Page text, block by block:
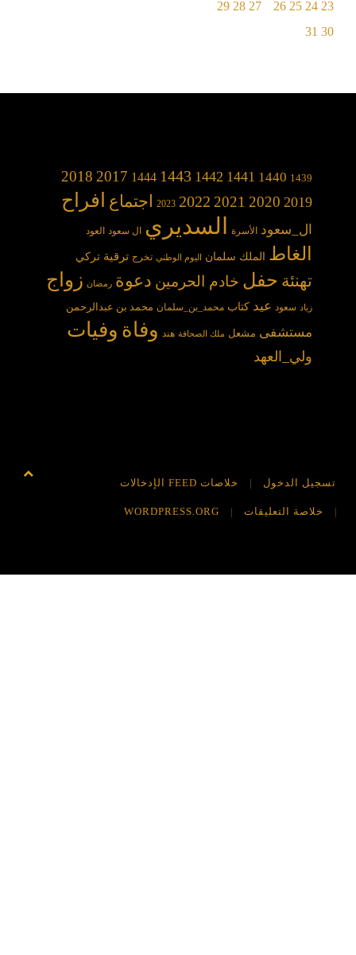
25
26
27
28
29
1440
1441
1442
1443
1444
2017
2018
2020
2021
2022
2023 اجتماعافراح
ال_سعود الأسرة السديري ال سعود العود
الملك سلمان اليوم الوطني تخرج ترقية تركي
حفل خادم الحرميندعوة رمضان زواج
عيد كتاب محمد_بن_سلمان محمد بن عبدالرحمن
مستشفى مشعل ملك الصحافة هند وفاة وفيات
ولي_العهد
الدخول خلاصات FEED الإدخالات
التعليقات WORDPRESS.ORG